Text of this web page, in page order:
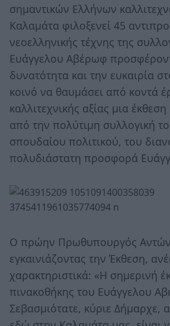
σημαντικών Ελλήνων
Καλαμάτα φιλοξενεί 45
νεοελληνικής τέχνης της
Ευάγγελου Αβέρωφ
δυνατότητα και την ευκαιρία
κοινό να θαυμάσει από κοντά
καλλιτεχνικής αξίας μια
από την πολύτιμη συλλογική
σπουδαίου πολιτικού, του
πολυδιάστατη προσφορά
Ο πρώην Πρωθυπουργός
εγκαινιάζοντας την Έκθεση,
χαρακτηριστικά: «Η σημερινή
πινακοθήκης του Ευάγγελου
Σεβασμιότατε, κύριε Δήμαρχε,